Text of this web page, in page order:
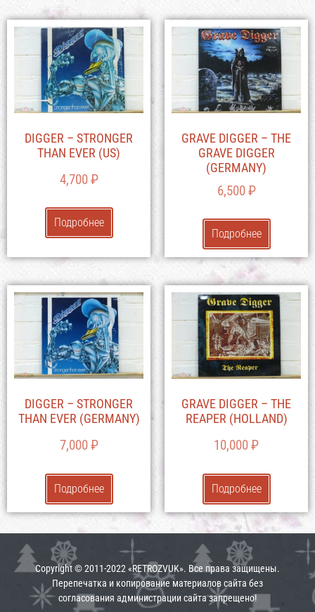
DIGGER – STRONGER
THAN EVER (US)
4,700₽
Подробнее
GRAVE DIGGER – THE
GRAVE DIGGER
(GERMANY)
6,500₽
Подробнее
DIGGER – STRONGER
THAN EVER (GERMANY)
7,000₽
Подробнее
GRAVE DIGGER – THE
REAPER (HOLLAND)
10,000₽
Подробнее
Copyright © 2011-2022 «RETROZVUK». Все права защищены.
Перепечатка и копирование материалов сайта без
согласования администрации сайта запрещено!